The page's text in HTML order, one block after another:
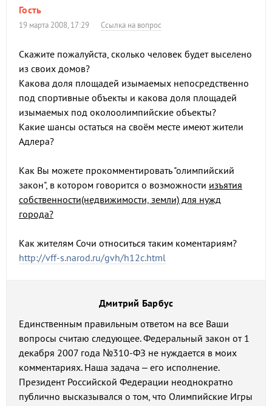
Гость
19 марта 2008, 17:29 Ссылка на вопрос
Скажите пожалуйста, сколько человек будет выселено
из своих домов?
Какова доля площадей изымаемых непосредственно
под спортивные объекты и какова доля площадей
изымаемых под околоолимпийские объекты?
Какие шансы остаться на своём месте имеют жители
Адлера?
Как Вы можете прокомментировать "олимпийский
закон", в котором говорится о возможности изъятия
собственности(недвижимости, земли) для нужд
города?
Как жителям Сочи относиться таким коментариям?
http://vff-s.narod.ru/gvh/h12c.html
Дмитрий Барбус
Единственным правильным ответом на все Ваши
вопросы считаю следующее. Федеральный закон от 1
декабря 2007 года №310-ФЗ не нуждается в моих
комментариях. Наша задача – его исполнение.
Президент Российской Федерации неоднократно
публично высказывался о том, что Олимпийские Игры